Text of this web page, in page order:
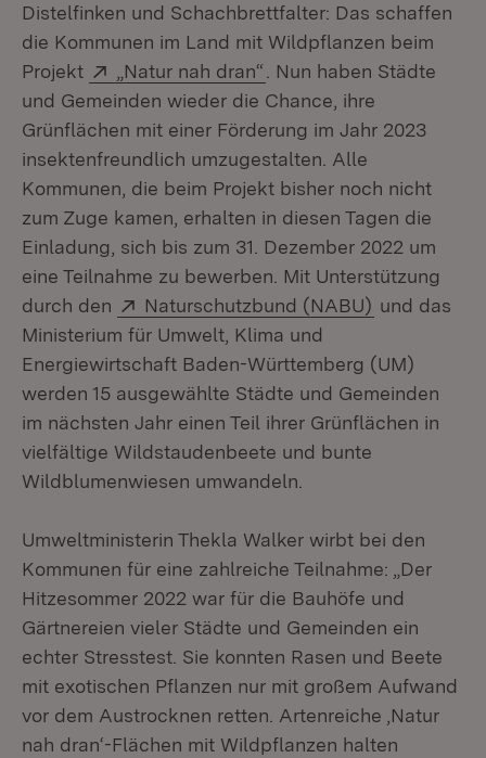
Distelfinken und Schachbrettfalter: Das schaf­fen
die Kommunen im Land mit Wildpflanzen beim
Projekt
Extern:
„Natur nah dran“ (Öffnet in neuem
. Nun haben Städte
und Gemeinden wieder die Chance, ihre
Grünflächen mit einer Förderung im Jahr 2023
insekten­freundlich umzugestalten. Alle
Kommunen, die beim Projekt bisher noch nicht
zum Zuge kamen, erhalten in diesen Tagen die
Einladung, sich bis zum 31. Dezember 2022 um
eine Teilnahme zu bewerben. Mit Unterstützung
durch den
Extern:
Naturschutzbund (NABU) (Öffnet in
und das
Ministerium für Umwelt, Klima und
Energiewirtschaft Baden-Württemberg (UM)
werden 15 ausgewählte Städte und Gemeinden
im nächsten Jahr einen Teil ihrer Grünflächen in
vielfältige Wildstaudenbeete und bunte
Wildblumenwiesen umwandeln.
Umweltministerin Thekla Walker wirbt bei den
Kommunen für eine zahlreiche Teilnahme: „Der
Hitzesommer 2022 war für die Bauhöfe und
Gärtnereien vieler Städte und Gemeinden ein
echter Stresstest. Sie konnten Rasen und Beete
mit exotischen Pflanzen nur mit großem Aufwand
vor dem Austrocknen retten. Artenreiche ‚Natur
nah dran‘-Flächen mit Wildpflanzen halten